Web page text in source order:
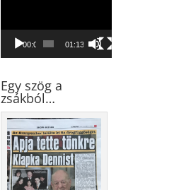
00:00 01:13:45
Egy szög a
zsákból…